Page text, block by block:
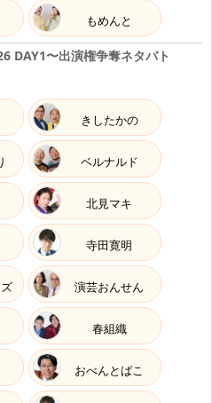
もめんと
DAY1〜出演権争奪ネタバト
きしたかの
ベルナルド
北見マキ
寺田寛明
演芸おんせん
春組織
おべんとばこ